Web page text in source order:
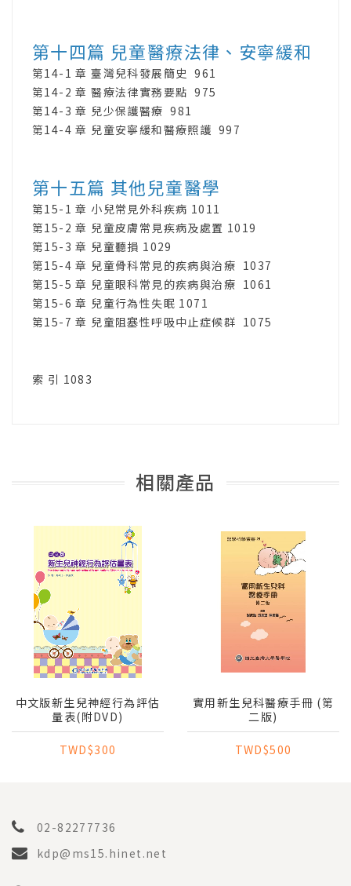
第十四篇 兒童醫療法律、安寧緩和
第14-1 章 臺灣兒科發展簡史 961
第14-2 章 醫療法律實務要點 975
第14-3 章 兒少保護醫療 981
第14-4 章 兒童安寧緩和醫療照護 997
第十五篇 其他兒童醫學
第15-1 章 小兒常見外科疾病 1011
第15-2 章 兒童皮膚常見疾病及處置 1019
第15-3 章 兒童聽損 1029
第15-4 章 兒童骨科常見的疾病與治療 1037
第15-5 章 兒童眼科常見的疾病與治療 1061
第15-6 章 兒童行為性失眠 1071
第15-7 章 兒童阻塞性呼吸中止症候群 1075
索 引 1083
相關產品
中文版新生兒神經行為評估
量表(附DVD)
TWD$300
實用新生兒科醫療手冊 (第
二版)
TWD$500
02-82277736
kdp@ms15.hinet.net